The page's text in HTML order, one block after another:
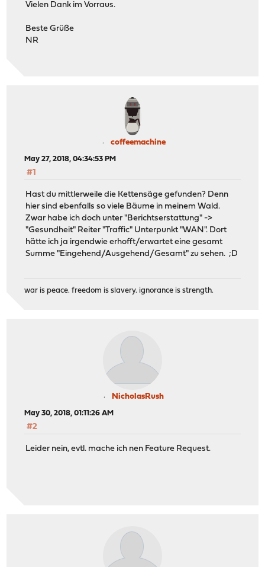
Vielen Dank im Vorraus.
Beste Grüße
NR
coffeemachine
May 27, 2018, 04:34:53 PM
#1
Hast du mittlerweile die Kettensäge gefunden? Denn
hier sind ebenfalls so viele Bäume in meinem Wald.
Zwar habe ich doch unter "Berichtserstattung" ->
"Gesundheit" Reiter "Traffic" Unterpunkt "WAN". Dort
hätte ich ja irgendwie erhofft/erwartet eine gesamt
Summe "Eingehend/Ausgehend/Gesamt" zu sehen. ;D
war is peace. freedom is slavery. ignorance is strength.
NicholasRush
May 30, 2018, 01:11:26 AM
#2
Leider nein, evtl. mache ich nen Feature Request.